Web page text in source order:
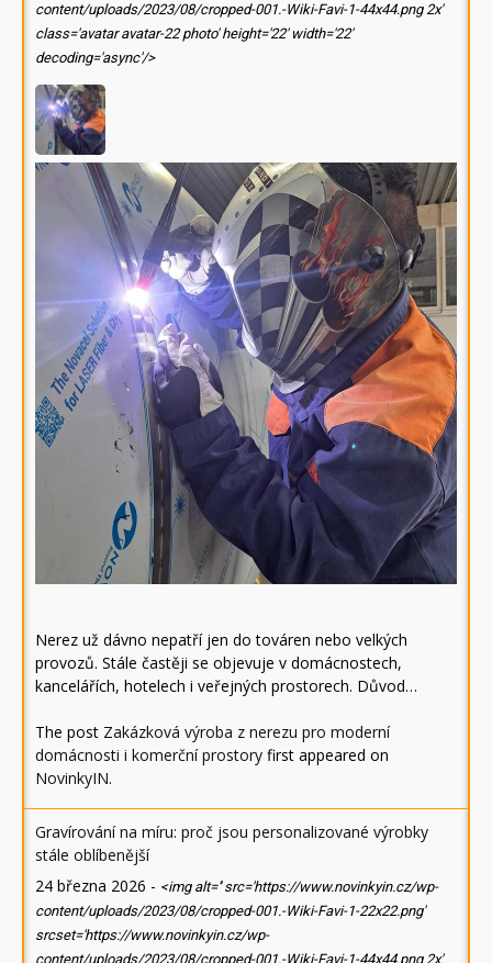
content/uploads/2023/08/cropped-001.-Wiki-Favi-1-44x44.png 2x'
class='avatar avatar-22 photo' height='22' width='22'
decoding='async'/>
Nerez už dávno nepatří jen do továren nebo velkých
provozů. Stále častěji se objevuje v domácnostech,
kancelářích, hotelech i veřejných prostorech. Důvod…
The post Zakázková výroba z nerezu pro moderní
domácnosti i komerční prostory first appeared on
NovinkyIN.
Gravírování na míru: proč jsou personalizované výrobky
stále oblíbenější
24 března 2026 - <img alt='' src='https://www.novinkyin.cz/wp-
content/uploads/2023/08/cropped-001.-Wiki-Favi-1-22x22.png'
srcset='https://www.novinkyin.cz/wp-
content/uploads/2023/08/cropped-001.-Wiki-Favi-1-44x44.png 2x'